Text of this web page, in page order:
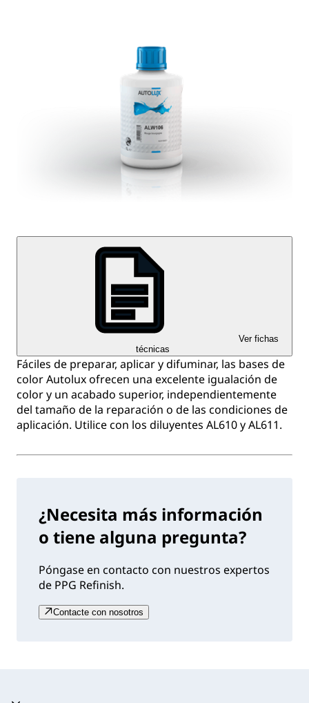
Ver fichas
técnicas
Fáciles de preparar, aplicar y difuminar, las bases de
color Autolux ofrecen una excelente igualación de
color y un acabado superior, independientemente
del tamaño de la reparación o de las condiciones de
aplicación. Utilice con los diluyentes AL610 y AL611.
¿Necesita más información
o tiene alguna pregunta?
Póngase en contacto con nuestros expertos
de PPG Refinish.
Contacte con nosotros